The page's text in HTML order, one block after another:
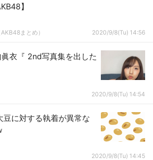
】
まとめ） 2020/9/8(Tu) 14:56
眞衣『 2nd写真集を出した
2020/9/8(Tu) 14:54
豆に対する執着が異常な
2020/9/8(Tu) 14:45